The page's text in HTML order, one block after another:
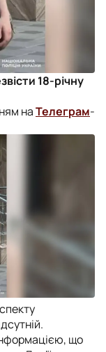
18-річну
наТелеграм-
що